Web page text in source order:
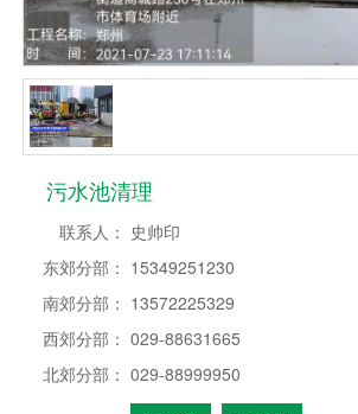
污水池清理
联系人： 史帅印
东郊分部： 15349251230
南郊分部： 13572225329
西郊分部： 029-88631665
北郊分部： 029-88999950